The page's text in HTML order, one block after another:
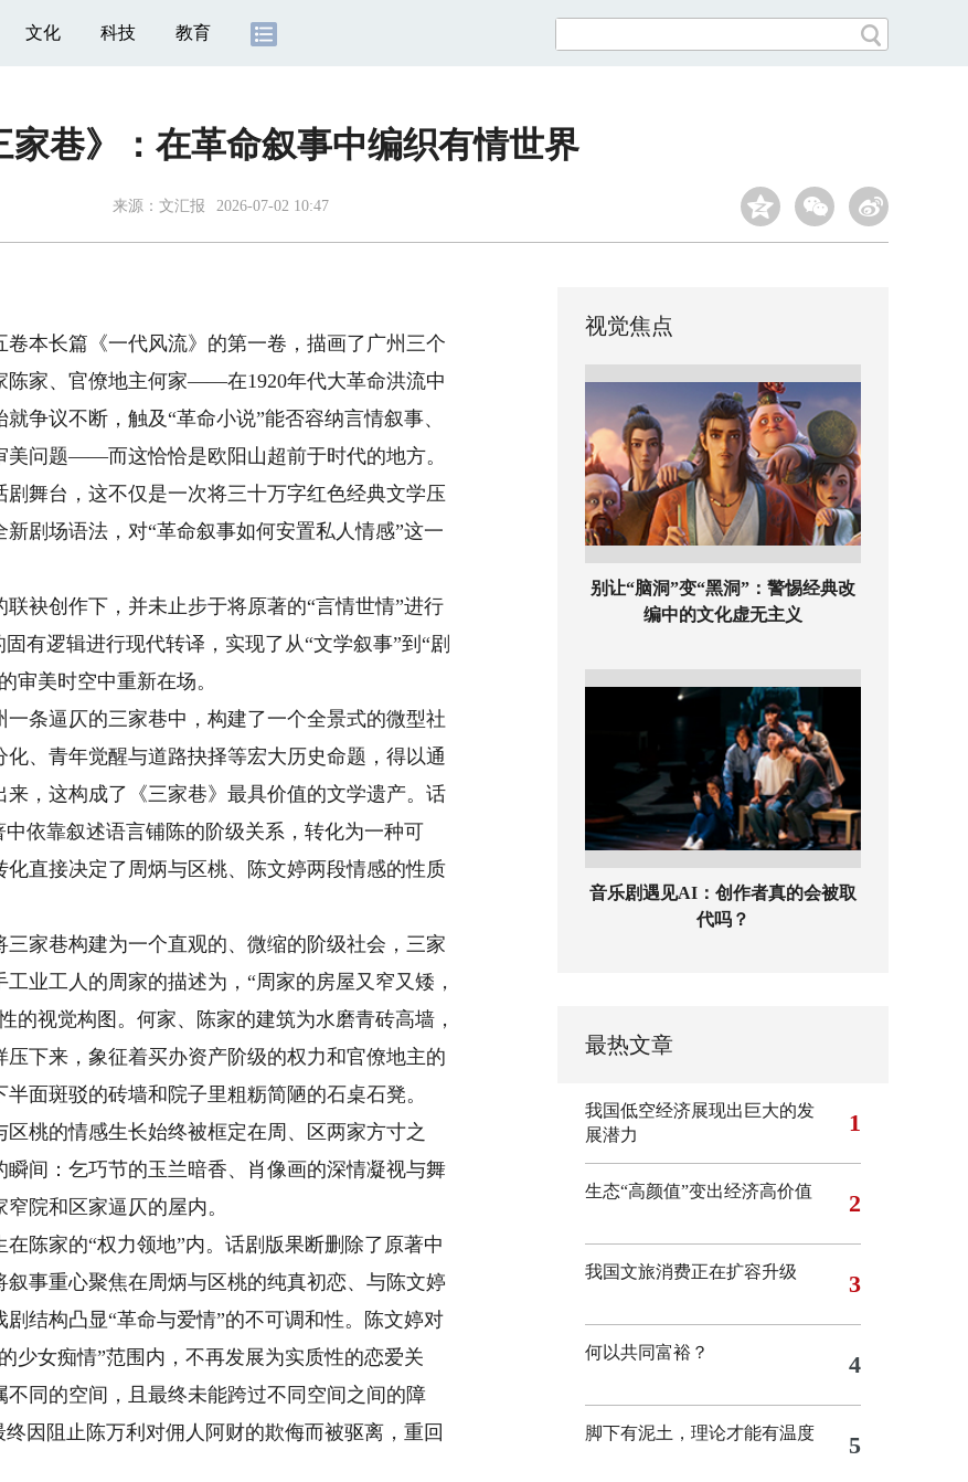
文化 科技 教育
家巷》：在革命叙事中编织有情世界
来源： 文汇报 2026-07-02 10:47
本长篇《一代风流》的第一卷，描画了广州三个
家、官僚地主何家——在1920年代大革命洪流中
争议不断，触及“革命小说”能否容纳言情叙事、
问题——而这恰恰是欧阳山超前于时代的地方。
台，这不仅是一次将三十万字红色经典文学压
剧场语法，对“革命叙事如何安置私人情感”这一
创作下，并未止步于将原著的“言情世情”进行
有逻辑进行现代转译，实现了从“文学叙事”到“剧
审美时空中重新在场。
逼仄的三家巷中，构建了一个全景式的微型社
、青年觉醒与道路抉择等宏大历史命题，得以通
，这构成了《三家巷》最具价值的文学遗产。话
依靠叙述语言铺陈的阶级关系，转化为一种可
直接决定了周炳与区桃、陈文婷两段情感的性质
巷构建为一个直观的、微缩的阶级社会，三家
业工人的周家的描述为，“周家的房屋又窄又矮，
的视觉构图。何家、陈家的建筑为水磨青砖高墙，
下来，象征着买办资产阶级的权力和官僚地主的
面斑驳的砖墙和院子里粗粝简陋的石桌石凳。
的情感生长始终被框定在周、区两家方寸之
间：乞巧节的玉兰暗香、肖像画的深情凝视与舞
院和区家逼仄的屋内。
家的“权力领地”内。话剧版果断删除了原著中
事重心聚焦在周炳与区桃的纯真初恋、与陈文婷
结构凸显“革命与爱情”的不可调和性。陈文婷对
少女痴情”范围内，不再发展为实质性的恋爱关
同的空间，且最终未能跨过不同空间之间的障
因阻止陈万利对佣人阿财的欺侮而被驱离，重回
视觉焦点
别让“脑洞”变“黑洞”：警惕经典改
编中的文化虚无主义
音乐剧遇见AI：创作者真的会被取
代吗？
最热文章
我国低空经济展现出巨大的发
展潜力
1
生态“高颜值”变出经济高价值 2
我国文旅消费正在扩容升级 3
何以共同富裕？ 4
脚下有泥土，理论才能有温度 5